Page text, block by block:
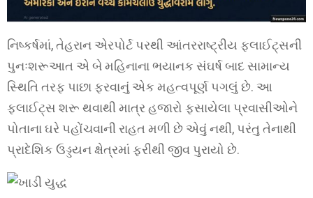
નિષ્કર્ષમાં, તેહરાન એરપોર્ટ પરથી આંતરરાષ્ટ્રીય ફ્લાઈટ્સની
પુનઃશરૂઆત એ બે મહિનાના ભયાનક સંઘર્ષ બાદ સામાન્ય
સ્થિતિ તરફ પાછા ફરવાનું એક મહત્વપૂર્ણ પગલું છે. આ
ફ્લાઈટ્સ શરૂ થવાથી માત્ર હજારો ફસાયેલા પ્રવાસીઓને
પોતાના ઘરે પહોંચવાની રાહત મળી છે એવું નથી, પરંતુ તેનાથી
પ્રાદેશિક ઉડ્ડયન ક્ષેત્રમાં ફરીથી જીવ પુરાયો છે.